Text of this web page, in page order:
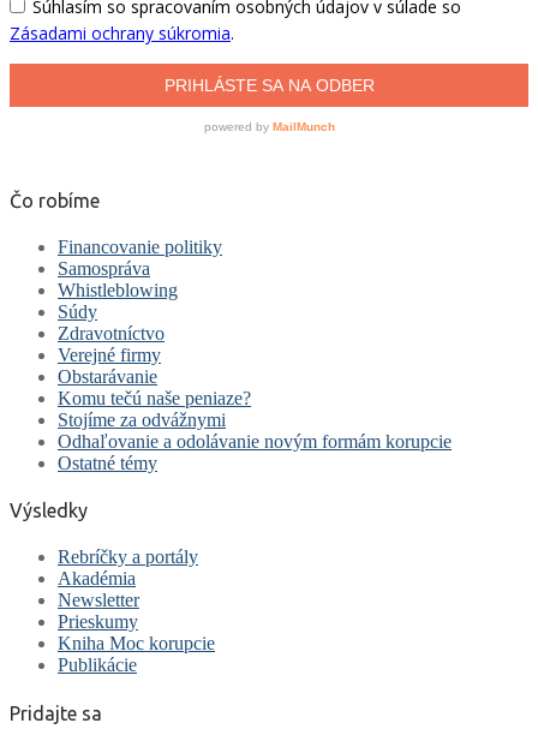
Čo robíme
Financovanie politiky
Samospráva
Whistleblowing
Súdy
Zdravotníctvo
Verejné firmy
Obstarávanie
Komu tečú naše peniaze?
Stojíme za odvážnymi
Odhaľovanie a odolávanie novým formám korupcie
Ostatné témy
Výsledky
Rebríčky a portály
Akadémia
Newsletter
Prieskumy
Kniha Moc korupcie
Publikácie
Pridajte sa